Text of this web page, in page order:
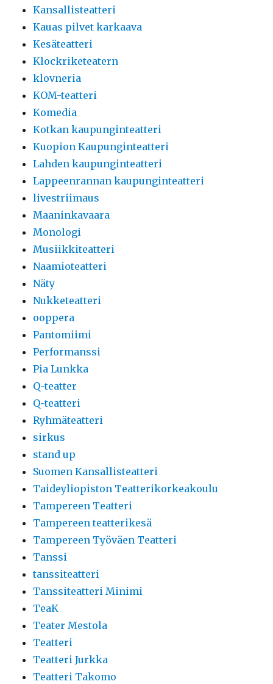
Kansallisteatteri
Kauas pilvet karkaava
Kesäteatteri
Klockriketeatern
klovneria
KOM-teatteri
Komedia
Kotkan kaupunginteatteri
Kuopion Kaupunginteatteri
Lahden kaupunginteatteri
Lappeenrannan kaupunginteatteri
livestriimaus
Maaninkavaara
Monologi
Musiikkiteatteri
Naamioteatteri
Näty
Nukketeatteri
ooppera
Pantomiimi
Performanssi
Pia Lunkka
Q-teatter
Q-teatteri
Ryhmäteatteri
sirkus
stand up
Suomen Kansallisteatteri
Taideyliopiston Teatterikorkeakoulu
Tampereen Teatteri
Tampereen teatterikesä
Tampereen Työväen Teatteri
Tanssi
tanssiteatteri
Tanssiteatteri Minimi
TeaK
Teater Mestola
Teatteri
Teatteri Jurkka
Teatteri Takomo